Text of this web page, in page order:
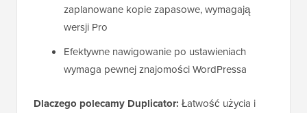
zaplanowane kopie zapasowe, wymagają
wersji Pro
Efektywne nawigowanie po ustawieniach
wymaga pewnej znajomości WordPressa
Dlaczego polecamy Duplicator: Łatwość użycia i